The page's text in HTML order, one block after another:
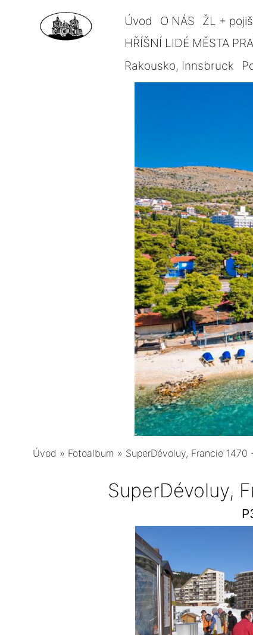
Úvod O NÁS ŽL +
HŘÍŠNÍ LIDÉ MĚSTA
Rakousko, Innsbruck
Úvod » Fotoalbum » SuperDévoluy, Francie 1470
SuperDévoluy,